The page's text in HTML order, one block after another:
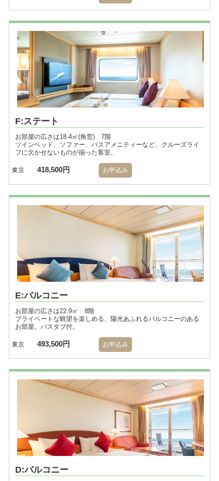
F:ステート
お部屋の広さは18.4㎡(角窓) 7階
ツインベッド、ソファー、バスアメニティーなど、クルーズライ
フに欠かせないものが揃った客室。
東京 418,500円 お申込み
E:バルコニー
お部屋の広さは22.9㎡ 8階
プライベートな眺望を楽しめる、陽光あふれるバルコニーのある
お部屋。バスタブ付。
東京 493,500円 お申込み
D:バルコニー